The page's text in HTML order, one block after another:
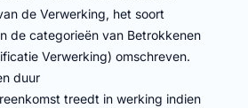
de Verwerking, het soort
de categorieën van Betrokkenen
Verwerking) omschreven.
duur
treedt in werking indien